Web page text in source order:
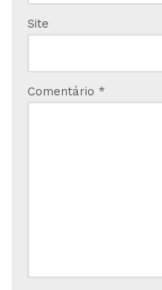
Site
Comentário *